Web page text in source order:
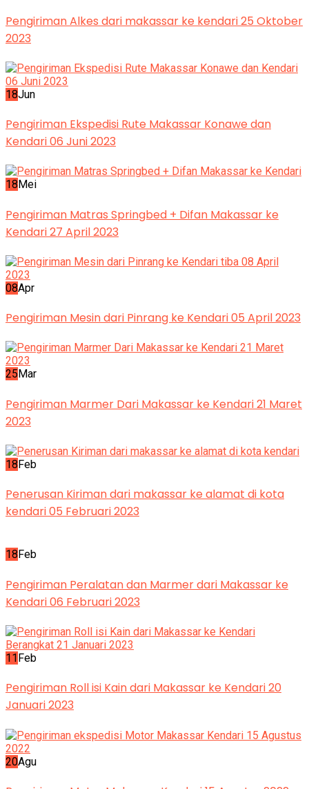
Pengiriman Alkes dari makassar ke kendari 25 Oktober
2023
18Jun
Pengiriman Ekspedisi Rute Makassar Konawe dan
Kendari 06 Juni 2023
18 Mei
Pengiriman Matras Springbed + Difan Makassar ke
Kendari 27 April 2023
08Apr
Pengiriman Mesin dari Pinrang ke Kendari 05 April 2023
25 Mar
Pengiriman Marmer Dari Makassar ke Kendari 21 Maret
2023
18Feb
Penerusan Kiriman dari makassar ke alamat di kota
kendari 05 Februari 2023
18 Feb
Pengiriman Peralatan dan Marmer dari Makassar ke
Kendari 06 Februari 2023
11Feb
Pengiriman Roll isi Kain dari Makassar ke Kendari 20
Januari 2023
20Agu